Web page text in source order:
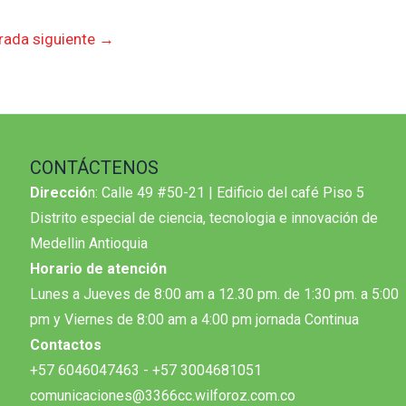
siguiente →
CONTÁCTENOS
Dirección: Calle 49 #50-21 | Edificio del café Piso 5
Distrito especial de ciencia, tecnologia e innovación de
Medellin Antioquia
Horario de atención
Lunes a Jueves de 8:00 am a 12.30 pm. de 1:30 pm. a 5:00
pm y Viernes de 8:00 am a 4:00 pm jornada Continua
Contactos
+57 6046047463 - +57 3004681051
comunicaciones@3366cc.wilforoz.com.co